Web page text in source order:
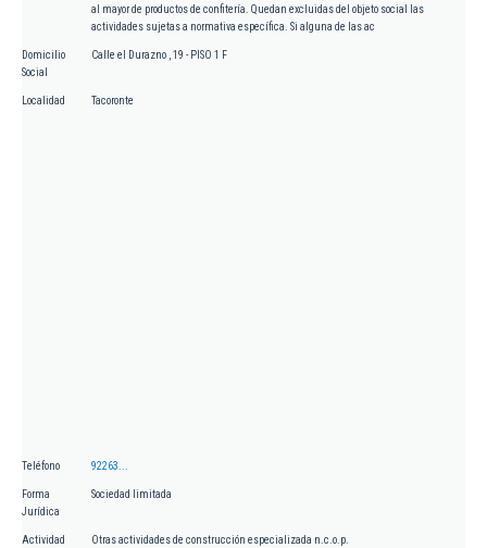
al mayor de productos de confitería. Quedan excluidas del objeto social las
actividades sujetas a normativa específica. Si alguna de las ac
Domicilio
Social
Calle el Durazno , 19 - PISO 1 F
Localidad Tacoronte
Teléfono 92263...
Forma
Jurídica
Sociedad limitada
Actividad Otras actividades de construcción especializada n.c.o.p.